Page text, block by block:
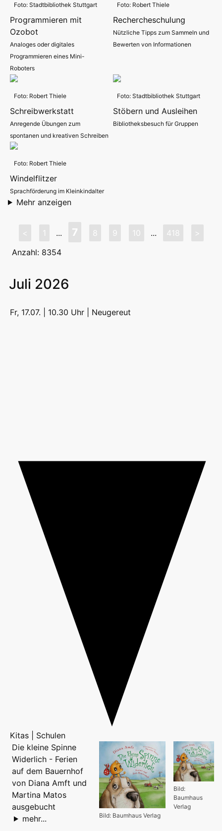
Foto: Stadtbibliothek Stuttgart
Programmieren mit
Ozobot
Analoges oder digitales
Programmieren eines Mini-
Roboters
Foto: Robert Thiele
Rechercheschulung
Nützliche Tipps zum Sammeln und
Bewerten von Informationen
Foto: Robert Thiele
Schreibwerkstatt
Anregende Übungen zum
spontanen und kreativen Schreiben
Foto: Stadtbibliothek Stuttgart
Stöbern und Ausleihen
Bibliotheksbesuch für Gruppen
Foto: Robert Thiele
Windelflitzer
Sprachförderung im Kleinkindalter
Mehr anzeigen
< 1 ... 7 8 9 10 ... 418
>
Anzahl: 8354
Juli 2026
Fr, 17.07. | 10.30 Uhr | Neugereut
Kitas | Schulen
Bild:
Baumhaus
Verlag
Bild: Baumhaus Verlag
Die kleine Spinne
Widerlich - Ferien
auf dem Bauernhof
von Diana Amft und
Martina Matos
ausgebucht
mehr...